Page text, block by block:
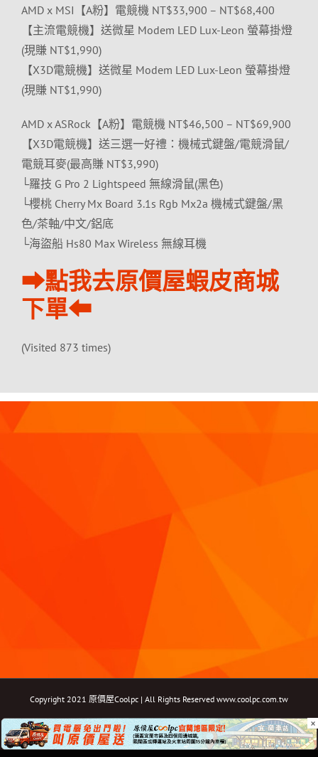
AMD x MSI【A粉】電競機 NT$33,900 – NT$68,400
【主流電競機】送微星 Modem LED Lux-Leon 螢幕掛燈
(現賺 NT$1,990)
【X3D電競機】送微星 Modem LED Lux-Leon 螢幕掛燈
(現賺 NT$1,990)
AMD x ASRock【A粉】電競機 NT$46,500 – NT$69,900
【X3D電競機】送三選一好禮：機械式鍵盤/電競滑鼠/
電競耳麥(最高賺 NT$3,990)
└羅技 G Pro 2 Lightspeed 無線滑鼠(黑色)
└櫻桃 Cherry Mx Board 3.1s Rgb Mx2a 機械式鍵盤/黑
色/茶軸/中文/鋁底
└海盜船 Hs80 Max Wireless 無線耳機
⮕點我去原價屋蝦皮商城
下單⬅
(Visited 873 times)
Copyright 2021 原價屋Coolpc | All Rights Reserved www.coolpc.com.tw
FacebookInstagramYouTubeTwitterEmail: ×